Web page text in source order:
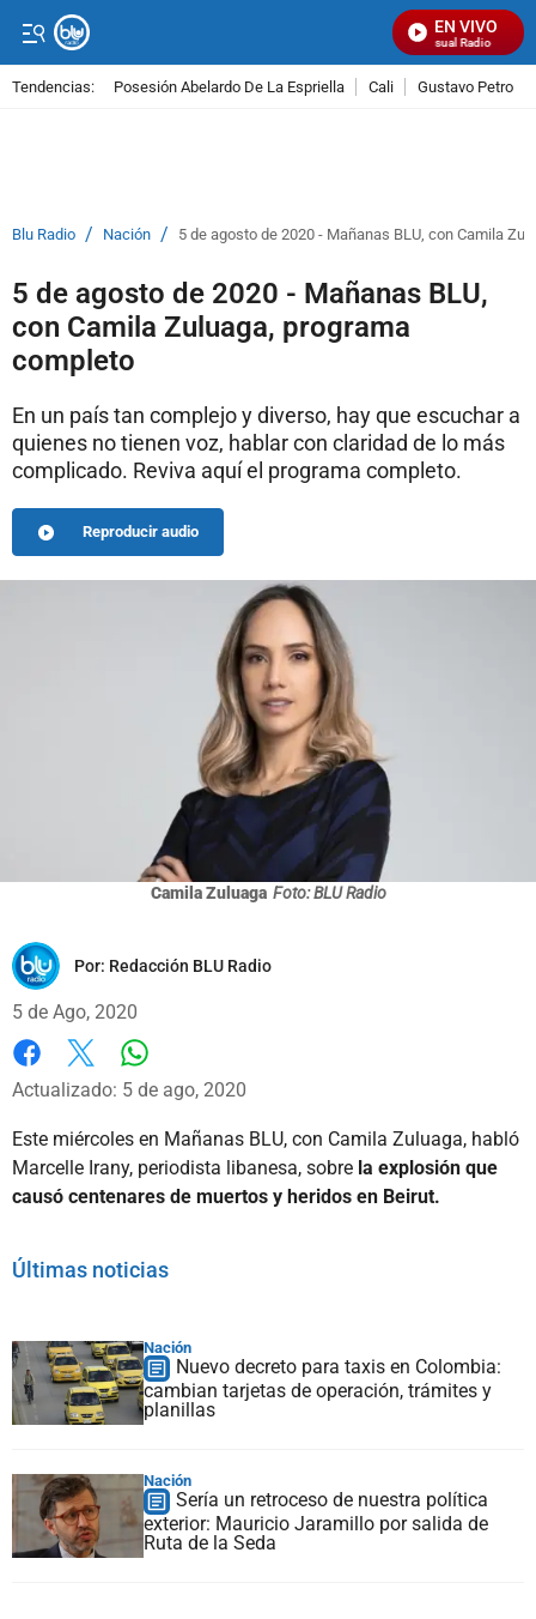
EN VIVO
Señal Visual Radio
Tendencias: Posesión Abelardo De La Espriella Cali Gustavo Petro
Blu Radio / Nación / 5 de agosto de 2020 - Mañanas BLU, con Camila
5 de agosto de 2020 - Mañanas BLU,
con Camila Zuluaga, programa
completo
En un país tan complejo y diverso, hay que escuchar a
quienes no tienen voz, hablar con claridad de lo más
complicado. Reviva aquí el programa completo.
Reproducir audio
Camila Zuluaga Foto: BLU Radio
Por: Redacción BLU Radio
5 de Ago, 2020
Facebook
X
Actualizado: 5 de ago, 2020
Este miércoles en Mañanas BLU, con Camila Zuluaga, habló
Marcelle Irany, periodista libanesa, sobre la explosión que
causó centenares de muertos y heridos en Beirut.
Últimas noticias
Nación
Nuevo decreto para taxis en Colombia:
cambian tarjetas de operación, trámites y
planillas
Nación
Sería un retroceso de nuestra política
exterior: Mauricio Jaramillo por salida de
Ruta de la Seda